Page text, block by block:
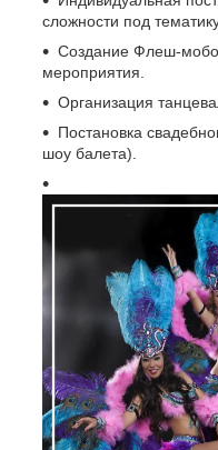
сложности под
Создание Флеш-
мероприятия.
Организация
Постановка
шоу балета).